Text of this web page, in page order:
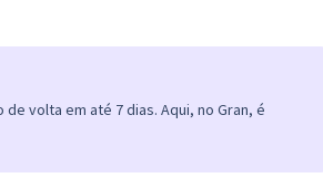
volta em até 7 dias. Aqui, no Gran, é